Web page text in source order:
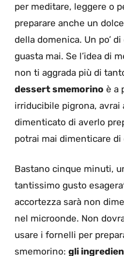
per meditare, leggere o
preparare anche un
della domenica. Un po’
guasta mai. Se l’idea di
non ti aggrada più di
dessert smemorino è a
irriducibile pigrona, avrai
dimenticato di averlo
potrai mai dimenticare di
Bastano cinque minuti,
tantissimo gusto
accortezza sarà non
nel microonde. Non
usare i fornelli per
smemorino: gli